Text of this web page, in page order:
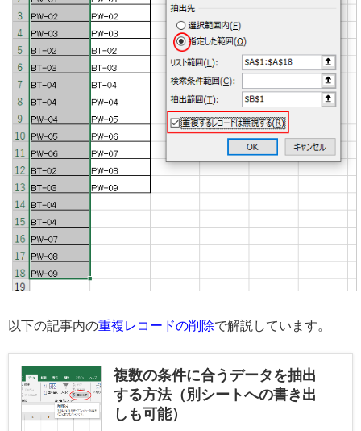
以下の記事内の重複レコードの削除で解説しています。
複数の条件に合うデータを抽出
する方法（別シートへの書き出
しも可能）